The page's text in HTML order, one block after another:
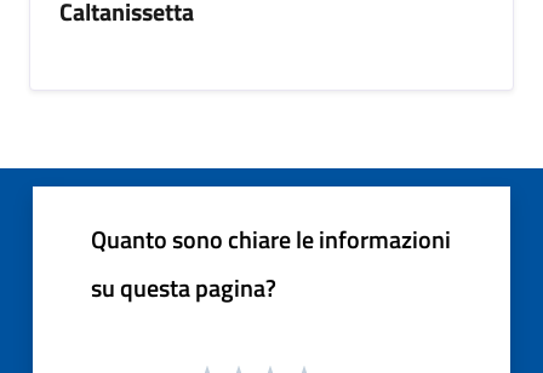
Caltanissetta
Quanto sono chiare le informazioni
su questa pagina?